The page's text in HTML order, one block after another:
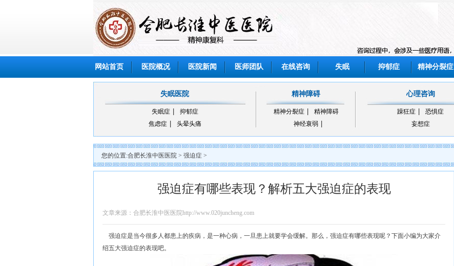
网站首页 医院概况 医院新闻 医师团队 在线咨询 失眠 抑郁症 精神分裂症
失眠医院
失眠症
抑郁症
焦虑症
头晕头痛
精神障碍
精神分裂症
精神障碍
神经衰弱
心理咨询
躁狂症
恐惧症
妄想症
您的位置:合肥长淮中医医院 > 强迫症 >
强迫症有哪些表现？解析五大强迫症的表现
文章来源：合肥长淮中医医院http://www.020juncheng.com
强迫症是当今很多人都患上的疾病，是一种心病，一旦患上就要学会缓解。那么，强迫症有哪些表现呢？下面小编为大家介
绍五大强迫症的表现吧。